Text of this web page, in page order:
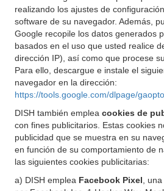
realizando los ajustes de
software de su navegador. Además,
Google recopile los datos generados
basados en el uso que usted realice
dirección IP), así como que procese
Para ello, descargue e instale el
navegador en la dirección:
https://tools.google.com/dlpage/
DISH también emplea cookies de
con fines publicitarios. Estas cookies
publicidad que se muestra en su
en función de su comportamiento de
las siguientes cookies publicitarias:
a) DISH emplea Facebook Pixel ,